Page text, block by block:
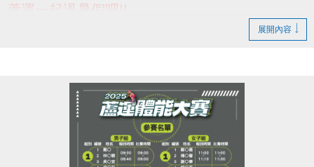
蘆運一起過暑假吧!!
展開內容